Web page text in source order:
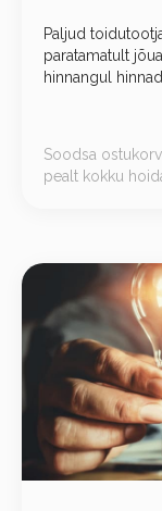
Paljud
paratamatult
hinnangul
Soodsa
pealt kokku